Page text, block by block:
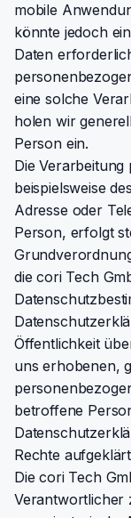
mobile
könnte jedoch
Daten
eine solche
holen wir
Person ein.
Die
beispielsweise
Adresse oder
Person, erfolgt
die cori Tech
Öffentlichkeit
uns erhobenen,
betroffene
Rechte
Die cori Tech
Verantwortlicher